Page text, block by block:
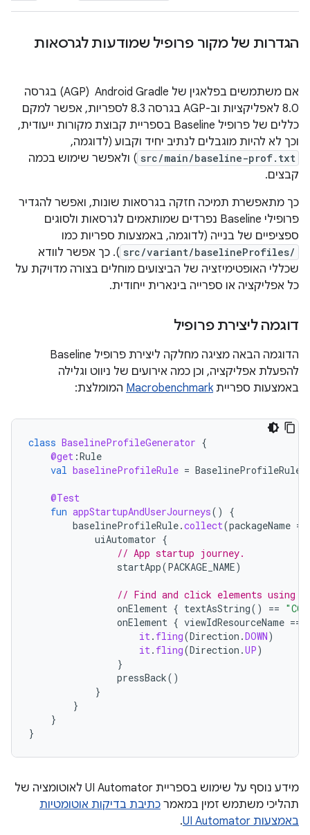
הגדרות של מקור פרופיל שמודעות לגרסאות
אם משתמשים בפלאגין של Android Gradle ‏ (AGP) בגרסה
8.0 לאפליקציות וב-AGP בגרסה 8.3 לספריות, אפשר למקם
כללים של פרופיל Baseline בספריית קבוצת מקורות ייעודית,
וכך לא להיות מוגבלים לנתיב יחיד וקבוע (לדוגמה,
src/main/baseline-prof.txt ) ולאפשר שימוש בכמה
קבצים.
כך מתאפשרת תמיכה חזקה בגרסאות שונות, ואפשר להגדיר
פרופילי Baseline נפרדים שמותאמים לגרסאות ולסוגים
ספציפיים של בנייה (לדוגמה, באמצעות ספריות כמו
src/variant/baselineProfiles/ ). כך אפשר לוודא
שכללי האופטימיזציה של הביצועים מוחלים בצורה מדויקת על
כל אפליקציה או ספרייה בינארית ייחודית.
דוגמה ליצירת פרופיל
הדוגמה הבאה מציגה מחלקה ליצירת פרופיל Baseline
להפעלת אפליקציה, וכן כמה אירועים של ניווט וגלילה
באמצעות ספרייתMacrobenchmark המומלצת:
class BaselineProfileGenerator {
@get :Rule
val baselineProfileRule = BaselineProfileRule
@Test
fun appStartupAndUserJourneys()
{
baselineProfileRule.collect(packageName =
uiAutomator {
// App startup journey.
startApp(PACKAGE_NAME)
// Find and click elements using
onElement { textAsString() ==
onElement { viewIdResourceName ==
it. fling(Direction .DOWN)
it. fling(Direction .UP)
}
pressBack()
}
}
}
}
מידע נוסף על שימוש בספריית UI Automator לאוטומציה של
תהליכי משתמש זמין במאמר כתיבת בדיקות אוטומטיות
באמצעות UI Automator
.